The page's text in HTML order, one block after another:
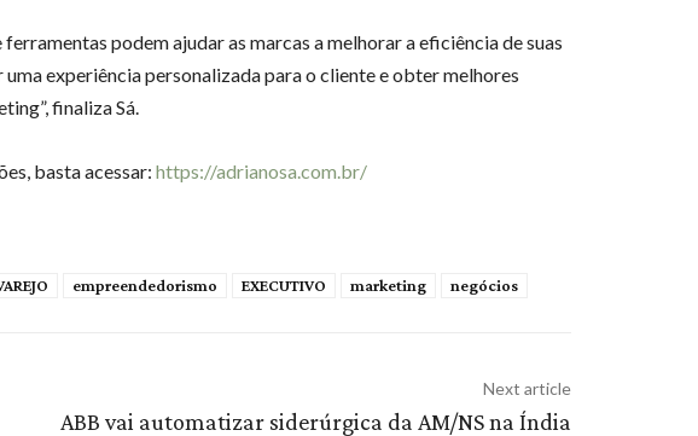
ferramentas podem ajudar as marcas a melhorar a eficiência de suas
experiência personalizada para o cliente e obter melhores
finaliza Sá.
basta acessar: https://adrianosa.com.br/
empreendedorismo EXECUTIVO marketing negócios
Next article
ABB vai automatizar siderúrgica da AM/NS na Índia